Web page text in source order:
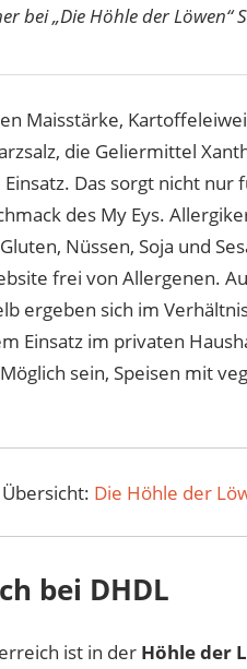
bei „Die Höhle der Löwen“
Maisstärke,
die Geliermittel
Das sorgt nicht
des My Eys.
Nüssen, Soja und
frei von Allergenen.
ergeben sich im
Einsatz im privaten
sein, Speisen mit
Übersicht: Die Höhle der
bei DHDL
ist in der Höhle der